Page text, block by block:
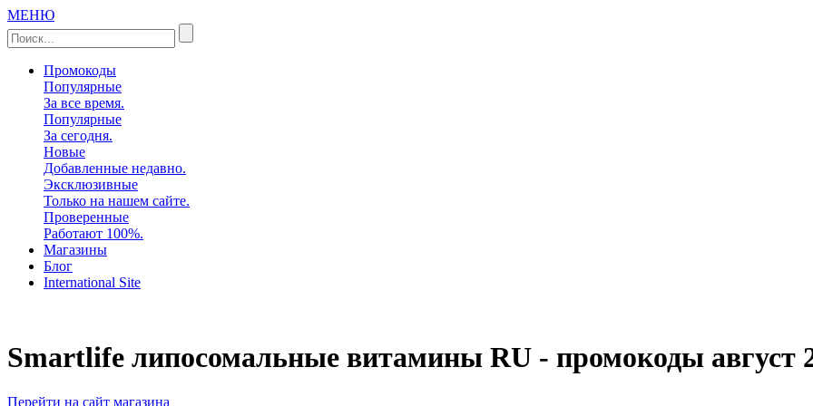
МЕНЮ
Промокоды
Популярные
За все время.
Популярные
За сегодня.
Новые
Добавленные недавно.
Эксклюзивные
Только на нашем сайте.
Проверенные
Работают 100%.
Магазины
Блог
International Site
Smartlife липосомальные витамины RU - промокоды август
Перейти на сайт магазина